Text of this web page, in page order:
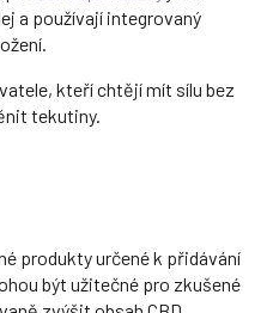
a používají integrovaný
kteří chtějí mít sílu bez
tekutiny.
produkty určené k přidávání
být užitečné pro zkušené